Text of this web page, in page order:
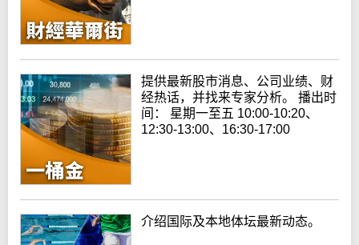
提供最新股市消息、公司业绩、财
经热话，并找来专家分析。 播出时
间： 星期一至五 10:00-10:20、
12:30-13:00、16:30-17:00
介绍国际及本地体坛最新动态。